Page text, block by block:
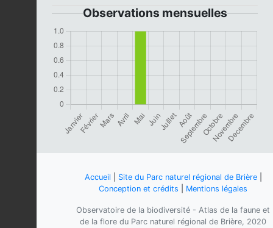
Observations mensuelles
Accueil Site du Parc naturel régional de Brière|
Conception et crédits
Mentions légales
Observatoire de la biodiversité - Atlas de la faune et
de la flore du Parc naturel régional de Brière, 2020